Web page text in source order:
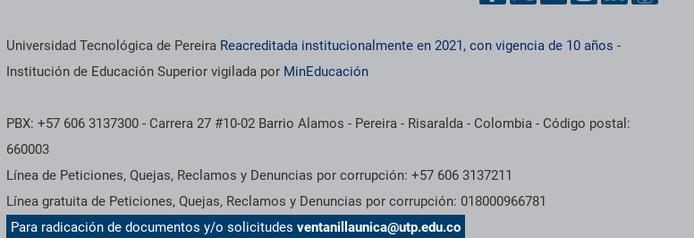
Universidad Tecnológica de Pereira Reacreditada institucionalmente en 2021, con vigencia de 10 años -
Institución de Educación Superior vigilada por MinEducación
PBX: +57 606 3137300 - Carrera 27 #10-02 Barrio Alamos - Pereira - Risaralda - Colombia - Código postal:
660003
Línea de Peticiones, Quejas, Reclamos y Denuncias por corrupción: +57 606 3137211
Línea gratuita de Peticiones, Quejas, Reclamos y Denuncias por corrupción: 018000966781
Para radicación de documentos y/o solicitudesventanillaunica@utp.edu.co